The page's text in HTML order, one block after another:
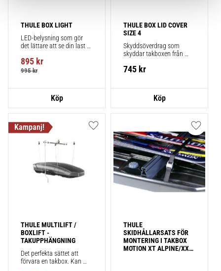
THULE BOX LIGHT
LED-belysning som gör
det lättare att se din last
895 kr
995kr
THULE BOX LID COVER
SIZE 4
Skyddsöverdrag som
skyddar takboxen från
förvaring.
745 kr
THULE MULTILIFT /
BOXLIFT -
TAKUPPHÄNGNING
Det perfekta sättet att
förvara en takbox. Kan
Lägg till i favoriter
THULE
SKIDHÅLLARSATS FÖR
MONTERING I TAKBOX
MOTION XT ALPINE/XXL-
Lägg